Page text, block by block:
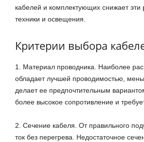
кабелей и комплектующих снижает эти
техники и освещения.
Критерии выбора
1. Материал проводника. Наиболее
обладает лучшей проводимостью,
делает ее предпочтительным
более высокое сопротивление и
2. Сечение кабеля. От правильного
ток без перегрева. Недостаточное